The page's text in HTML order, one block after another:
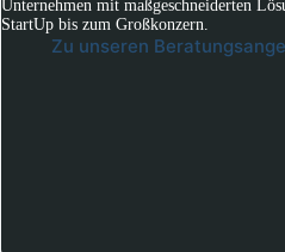
Unternehmen mit maßgeschneiderten
StartUp bis zum Großkonzern.
Zu unseren